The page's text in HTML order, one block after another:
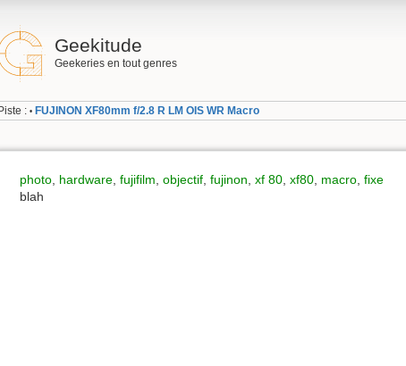
Geekitude
Geekeries en tout genres
Piste : • FUJINON XF80mm f/2.8 R LM OIS WR Macro
photo hardware fujifilm objectif fujinon xf 80 xf80 macro fixe
blah